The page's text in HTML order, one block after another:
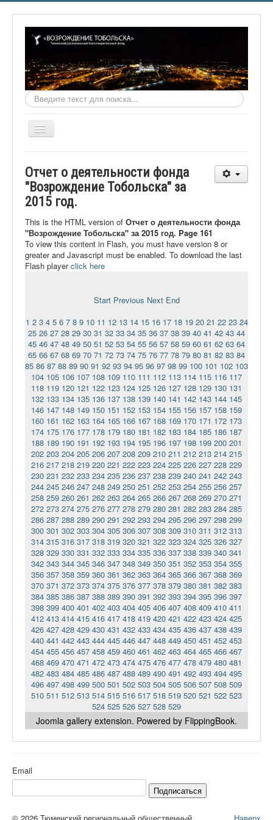
Искать...
Включить/
О фонде
Онлайн библиотека
Видеоматериалы
Контакты
Сайт проекта Достоевский
Отчет о деятельности фонда
"Возрождение Тобольска" за
2015 год.
This is the HTML version of Отчет о деятельности фонда
"Возрождение Тобольска" за 2015 год. Page 161
To view this content in Flash, you must have version 8 or
greater and Javascript must be enabled. To download the last
Flash playerclick here
Start Previous Next End
1 2 3 4 5 6 7 8 9 10 11 12 13 14 15 16 17 18 19 20 21 22 23 24
25 26 27 28 29 30 31 32 33 34 35 36 37 38 39 40 41 42 43 44
45 46 47 48 49 50 51 52 53 54 55 56 57 58 59 60 61 62 63 64
65 66 67 68 69 70 71 72 73 74 75 76 77 78 79 80 81 82 83 84
85 86 87 88 89 90 91 92 93 94 95 96 97 98 99 100 101 102 103
104 105 106 107 108 109 110 111 112 113 114 115 116 117
118 119 120 121 122 123 124 125 126 127 128 129 130 131
132 133 134 135 136 137 138 139 140 141 142 143 144 145
146 147 148 149 150 151 152 153 154 155 156 157 158 159
160 161 162 163 164 165 166 167 168 169 170 171 172 173
174 175 176 177 178 179 180 181 182 183 184 185 186 187
188 189 190 191 192 193 194 195 196 197 198 199 200 201
202 203 204 205 206 207 208 209 210 211 212 213 214 215
216 217 218 219 220 221 222 223 224 225 226 227 228 229
230 231 232 233 234 235 236 237 238 239 240 241 242 243
244 245 246 247 248 249 250 251 252 253 254 255 256 257
258 259 260 261 262 263 264 265 266 267 268 269 270 271
272 273 274 275 276 277 278 279 280 281 282 283 284 285
286 287 288 289 290 291 292 293 294 295 296 297 298 299
300 301 302 303 304 305 306 307 308 309 310 311 312 313
314 315 316 317 318 319 320 321 322 323 324 325 326 327
328 329 330 331 332 333 334 335 336 337 338 339 340 341
342 343 344 345 346 347 348 349 350 351 352 353 354 355
356 357 358 359 360 361 362 363 364 365 366 367 368 369
370 371 372 373 374 375 376 377 378 379 380 381 382 383
384 385 386 387 388 389 390 391 392 393 394 395 396 397
398 399 400 401 402 403 404 405 406 407 408 409 410 411
412 413 414 415 416 417 418 419 420 421 422 423 424 425
426 427 428 429 430 431 432 433 434 435 436 437 438 439
440 441 442 443 444 445 446 447 448 449 450 451 452 453
454 455 456 457 458 459 460 461 462 463 464 465 466 467
468 469 470 471 472 473 474 475 476 477 478 479 480 481
482 483 484 485 486 487 488 489 490 491 492 493 494 495
496 497 498 499 500 501 502 503 504 505 506 507 508 509
510 511 512 513 514 515 516 517 518 519 520 521 522 523
524 525 526 527 528 529
Joomla gallery extension. Powered by FlippingBook.
Email
Подписаться